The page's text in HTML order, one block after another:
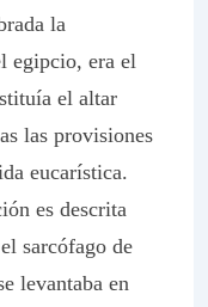
la
egipcio, era el
el altar
las provisiones
eucarística.
es descrita
sarcófago de
levantaba en